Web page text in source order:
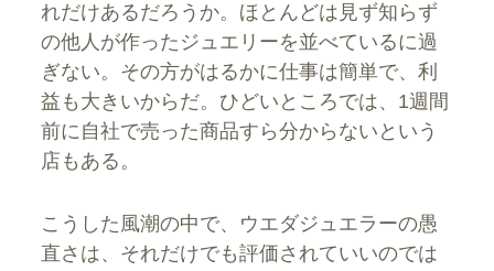
れだけあるだろうか。ほとんどは見ず知らず
の他人が作ったジュエリーを並べているに過
ぎない。その方がはるかに仕事は簡単で、利
益も大きいからだ。ひどいところでは、1週間
前に自社で売った商品すら分からないという
店もある。
こうした風潮の中で、ウエダジュエラーの愚
直さは、それだけでも評価されていいのでは